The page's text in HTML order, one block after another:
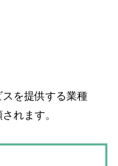
スを提供する業種
れます。